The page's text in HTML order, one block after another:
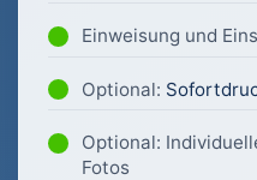
Einweisung und
Optional:
Optional:
Fotos